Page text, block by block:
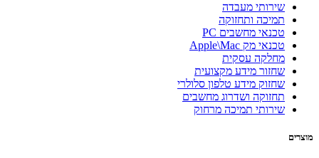
שירותי מעבדה
תמיכה ותחזוקה
טכנאי מחשבים PC
טכנאי מק Apple\Mac
מחלקה עסקית
שחזור מידע מקצועית
שחזוק מידע טלפון סלולרי
תחזוקה ושדרוג מחשבים
שירותי תמיכה מרחוק
מוצרים